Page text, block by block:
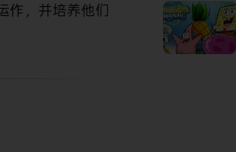
作，并培养他们